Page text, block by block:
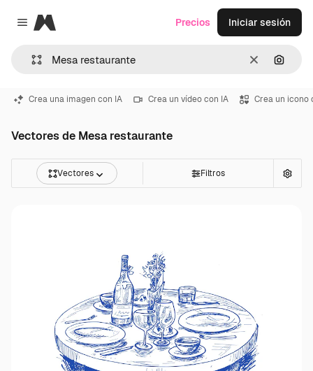
Close menu
Magnific
Borrar
Precios Iniciar sesión
Crea una imagen con IA Crea un vídeo con IA Crea un icono
Vectores de Mesa restaurante
Vectores Filtros